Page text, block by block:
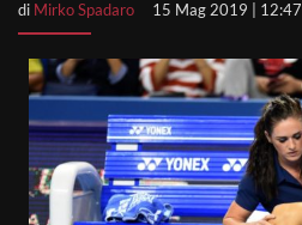
di Mirko Spadaro 15 Mag 2019 | 12:47